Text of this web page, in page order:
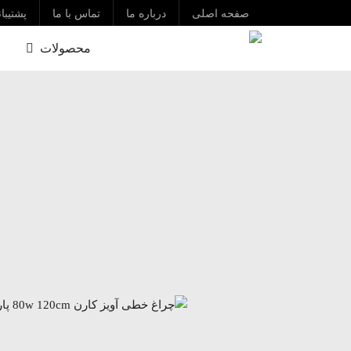
صفحه اصلی درباره ما تماس با ما
محصولات